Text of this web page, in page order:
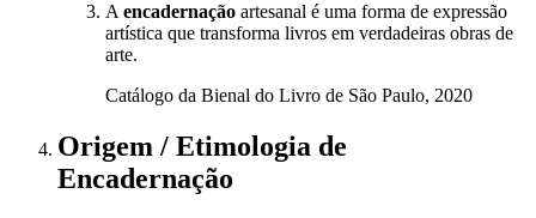
A encadernação artesanal é uma forma de expressão
artística que transforma livros em verdadeiras obras de
arte.
Catálogo da Bienal do Livro de São Paulo, 2020
Origem / Etimologia de
Encadernação